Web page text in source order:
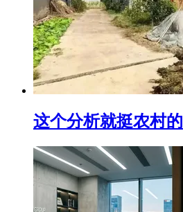
这个分析就挺农村的